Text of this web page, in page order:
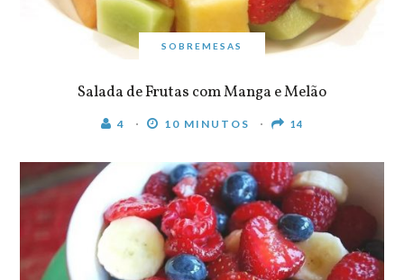
SOBREMESAS
Salada de Frutas com Manga e Melão
4 10 MINUTOS 14